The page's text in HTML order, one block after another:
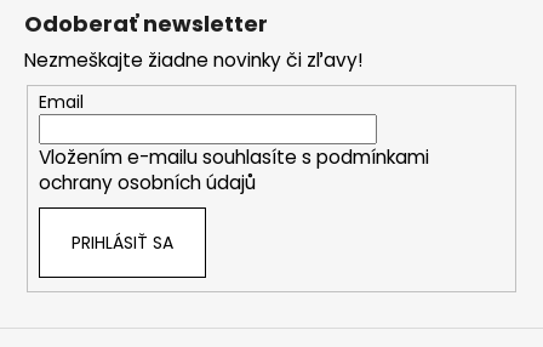
Odoberať newsletter
Nezmeškajte žiadne novinky či zľavy!
Email
Vložením e-mailu souhlasíte s podmínkami
ochrany osobních údajů
PRIHLÁSIŤ SA